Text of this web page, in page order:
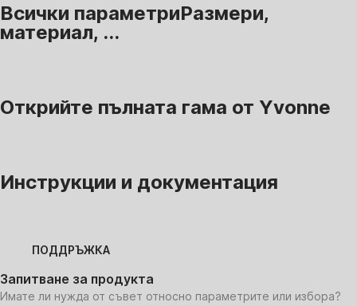
Всички параметриРазмери,
материал, ...
Открийте пълната гама от Yvonne
Инструкции и документация
ПОДДРЪЖКА
Запитване за продукта
Имате ли нужда от съвет относно параметрите или избора?